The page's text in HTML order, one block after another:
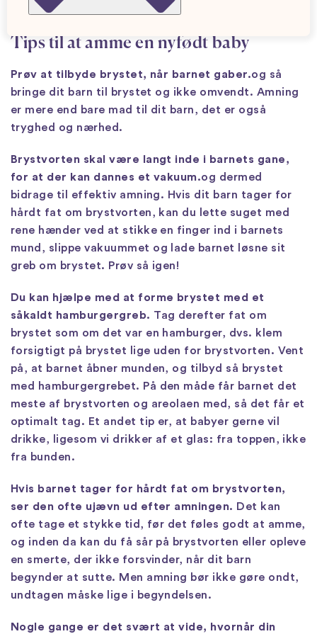
på det, så bebrejd ikke dig selv, hvis det føles hårdt.
Tips til at amme en nyfødt baby
Prøv at tilbyde brystet, når barnet gaber.og så
bringe dit barn til brystet og ikke omvendt. Amning
er mere end bare mad til dit barn, det er også
tryghed og nærhed.
Brystvorten skal være langt inde i barnets gane,
for at der kan dannes et vakuum.og dermed
bidrage til effektiv amning. Hvis dit barn tager for
hårdt fat om brystvorten, kan du lette suget med
rene hænder ved at stikke en finger ind i barnets
mund, slippe vakuummet og lade barnet løsne sit
greb om brystet. Prøv så igen!
Du kan hjælpe med at forme brystet med et
såkaldt hamburgergreb. Tag derefter fat om
brystet som om det var en hamburger, dvs. klem
forsigtigt på brystet lige uden for brystvorten. Vent
på, at barnet åbner munden, og tilbyd så brystet
med hamburgergrebet. På den måde får barnet det
meste af brystvorten og areolaen med, så det får et
optimalt tag. Et andet tip er, at babyer gerne vil
drikke, ligesom vi drikker af et glas: fra toppen, ikke
fra bunden.
Hvis barnet tager for hårdt fat om brystvorten,
ser den ofte ujævn ud efter amningen. Det kan
ofte tage et stykke tid, før det føles godt at amme,
og inden da kan du få sår på brystvorten eller opleve
en smerte, der ikke forsvinder, når dit barn
begynder at sutte. Men amning bør ikke gøre ondt,
undtagen måske lige i begyndelsen.
Nogle gange er det svært at vide, hvornår din